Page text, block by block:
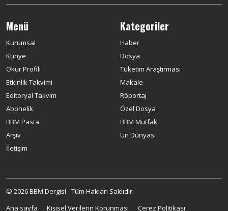
Menü
Kurumsal
Künye
Okur Profili
Etkinlik Takvimi
Editoryal Takvim
Abonelik
BBM Pasta
Arşiv
İletişim
Kategoriler
Haber
Dosya
Tüketim Araştırması
Makale
Röportaj
Özel Dosya
BBM Mutfak
Un Dünyası
© 2026 BBM Dergisi - Tüm Hakları Saklıdır.
Ana sayfa
Kişisel Verilerin Korunması Çerez Politikası